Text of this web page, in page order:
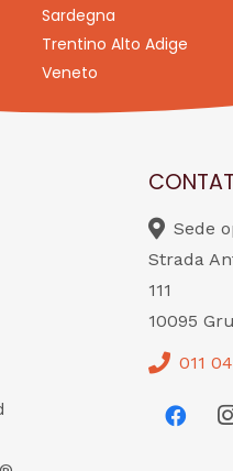
Sardegna
Trentino Alto Adige
Veneto
Sede
Strada
111
10095
011